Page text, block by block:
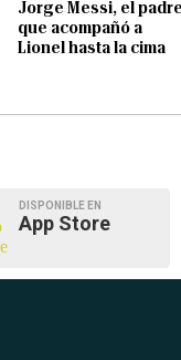
Jorge Messi, el
que acompañó a
Lionel hasta la cima
DISPONIBLE EN
App Store